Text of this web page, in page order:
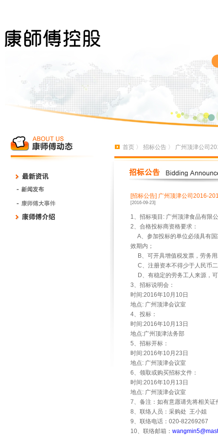
首页 〉 招标公告 〉 广州顶津公司
[招标公告] 广州顶津公司2016-
[2016-09-23]
1、招标项目 : 广州顶津食品有限
2、合格投标商资格要求：
A、参加投标的单位必须具有
效期内；
B、可开具增值税发票，劳务
C、注册资本不得少于人民币
D、有稳定的劳务工人来源，
3、招标说明会：
时间 :2016年10月 10日
地点: 广州顶津会议室
4、投标：
时间 :2016年10月 13 日
地点:广州顶津法务部
5、招标开标：
时间 :2016年10月 23 日
地点: 广州顶津会议室
6、领取或购买招标文件：
时间 :2016年10月 13 日
地点: 广州顶津会议室
7、备注：如有意愿请先将相关证
8、联络人员：采购处 王小姐
9、联络电话： 020-82269267
10、联络邮箱：